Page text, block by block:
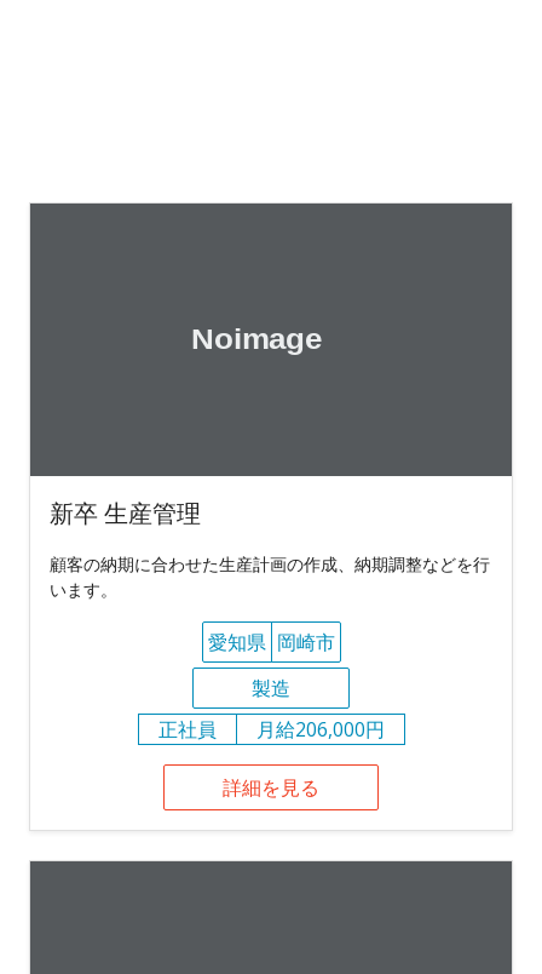
新卒 生産管理
顧客の納期に合わせた生産計画の作成、納期調整などを行
います。
愛知県 岡崎市
製造
正社員
月給206,000円
詳細を見る